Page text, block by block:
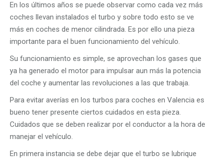
En los últimos años se puede observar como cada vez más
coches llevan instalados el turbo y sobre todo esto se ve
más en coches de menor cilindrada. Es por ello una pieza
importante para el buen funcionamiento del vehículo.
Su funcionamiento es simple, se aprovechan los gases que
ya ha generado el motor para impulsar aun más la potencia
del coche y aumentar las revoluciones a las que trabaja.
Para evitar averías en los turbos para coches en Valencia es
bueno tener presente ciertos cuidados en esta pieza.
Cuidados que se deben realizar por el conductor a la hora de
manejar el vehículo.
En primera instancia se debe dejar que el turbo se lubrique